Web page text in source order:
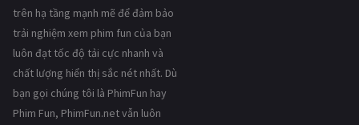
trên hạ tầng mạnh mẽ để đảm bảo
trải nghiệm xem phim fun của bạn
luôn đạt tốc độ tải cực nhanh và
chất lượng hiển thị sắc nét nhất. Dù
bạn gọi chúng tôi là PhimFun hay
Phim Fun, PhimFun.net vẫn luôn